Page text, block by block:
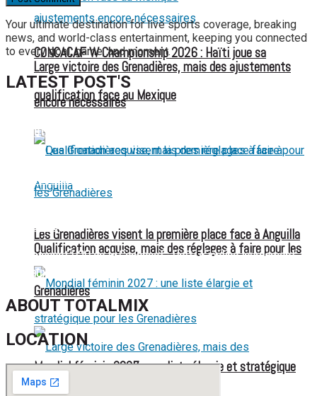
CONCACAF W Championship 2026 : Haïti joue sa
qualification face au Mexique
Qualification acquise, mais des réglages à faire pour les
Grenadières
Large victoire des Grenadières, mais des ajustements
encore nécessaires
Les Grenadières visent la première place face à Anguilla
Mondial féminin 2027 : une liste élargie et stratégique
Your ultimate destination for live sports coverage, breaking
news, and world-class entertainment, keeping you connected
to every goal, game, and moment.
LATEST POST'S
l’inquiétude et les interrogations
FIFA sous pression : l’UEFA et la Concacaf dénoncent un
manque de transparence
musculaire
Championnat U20 de la Concacaf : Haïti s’incline lourdement
face aux États-Unis pour son entrée en lice
ABOUT TOTALMIX
LOCATION